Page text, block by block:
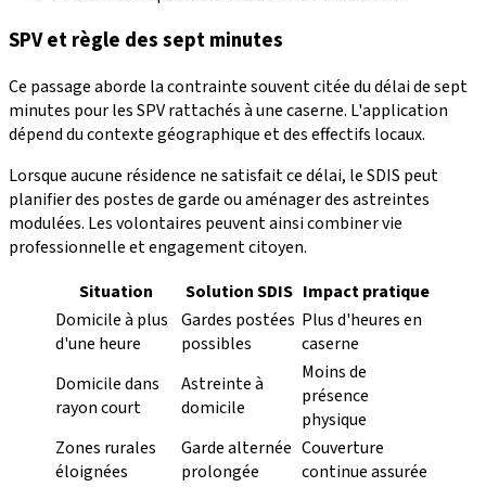
SPV et règle des sept minutes
Ce passage aborde la contrainte souvent citée du délai de sept
minutes pour les SPV rattachés à une caserne. L'application
dépend du contexte géographique et des effectifs locaux.
Lorsque aucune résidence ne satisfait ce délai, le SDIS peut
planifier des postes de garde ou aménager des astreintes
modulées. Les volontaires peuvent ainsi combiner vie
professionnelle et engagement citoyen.
Situation
Solution SDIS Impact pratique
Domicile à plus
d'une heure
Gardes postées
possibles
Plus d'heures en
caserne
Domicile dans
rayon court
Astreinte à
domicile
Moins de
présence
physique
Zones rurales
éloignées
Garde alternée
prolongée
Couverture
continue assurée